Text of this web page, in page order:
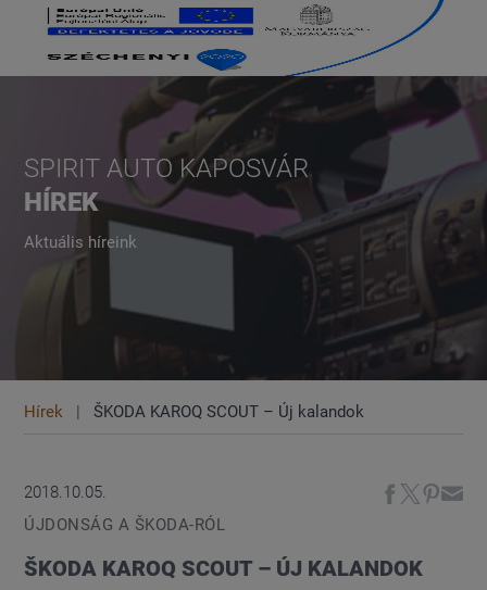
SPIRIT AUTO KAPOSVÁR
HÍREK
Aktuális híreink
Hírek ŠKODA KAROQ SCOUT – Új kalandok
2018.10.05.
ÚJDONSÁG A ŠKODA-RÓL
ŠKODA KAROQ SCOUT – ÚJ KALANDOK